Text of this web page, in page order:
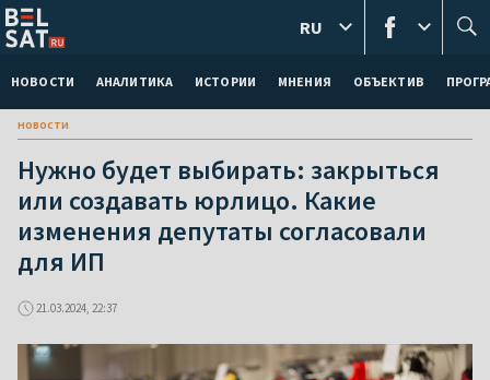
НОВОСТИ АНАЛИТИКА ИСТОРИИ МНЕНИЯ ОБЪЕКТИВ
RU
новости
Нужно будет выбирать: закрыться
или создавать юрлицо. Какие
изменения депутаты согласовали
для ИП
21.03.2024, 22:37